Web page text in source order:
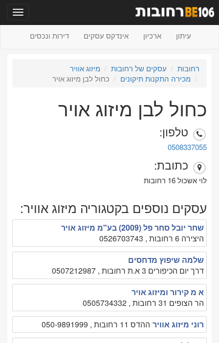
עיתון ארכיון אינדקס עסקים דירות ונכסים
רחובות עסקים של רחובות
מיזוג אוויר
מכירה התקנות תיקונים
כחול לבן מיזוג אויר
כחול לבן מיזוג אויר
טלפון:
0508337055
כתובת:
לוי אשכול 16 רחובות
עסקים נוספים בקטגוריה מיזוג אוויר:
שחר יובל סחר פל (2009) בע"מ מיזוג אויר
היצירה 6 רחובות , 0526703743
שלמה שיפוץ מדחסים
דרך יום הכיפורים 3 א.ת רחובות , 0507212987
א מ קירור ומיזוג אויר
הר הצופים 31 רחובות , 0505734332
רוני מיזוג אוויר ההדס 11 רחובות , 050-9891999